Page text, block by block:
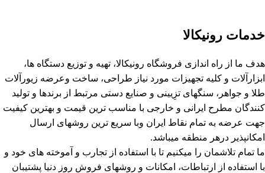
خدمات رونیکالا
هدف ما از راه اندازی فروشگاه رونیکالا، تهیه و توزیع دستگاه ها،
ابزارآلات و کلیه تجهیزات مورد نیاز طراحی، ساخت وعرضه زیورآلات
طلا و جواهر، سنگهای تزِیینی و صنایع دستی مرتبط از برندها و تولید
کنندگان مطرح ایرانی و خارجی با مناسب ترین قیمت و بهترین کیفیت
جهت عرضه به تمام نقاط ایران وبا سریع ترین روشهای ارسال
امکانپذیر درهر منطقه میباشد.
ما تمام تلاشمان را میکنیم تا با استفاده از تجارب و آموخته های خود و
با استفاده از ارتباطات، امکانات و روشهای فروش روز دنیا پشتیبان